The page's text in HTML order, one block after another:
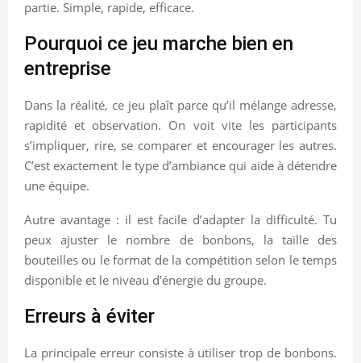
partie. Simple, rapide, efficace.
Pourquoi ce jeu marche bien en
entreprise
Dans la réalité, ce jeu plaît parce qu’il mélange adresse,
rapidité et observation. On voit vite les participants
s’impliquer, rire, se comparer et encourager les autres.
C’est exactement le type d’ambiance qui aide à détendre
une équipe.
Autre avantage : il est facile d’adapter la difficulté. Tu
peux ajuster le nombre de bonbons, la taille des
bouteilles ou le format de la compétition selon le temps
disponible et le niveau d’énergie du groupe.
Erreurs à éviter
La principale erreur consiste à utiliser trop de bonbons.